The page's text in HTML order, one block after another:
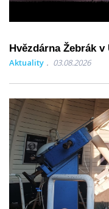
Hvězdárna Žebrák v
Aktuality 03.08.2026